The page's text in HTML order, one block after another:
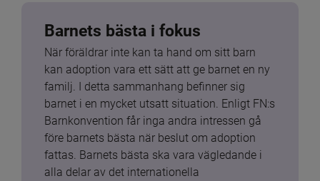
Barnets bästa i fokus
När föräldrar inte kan ta hand om sitt barn
kan adoption vara ett sätt att ge barnet en ny
familj. I detta sammanhang befinner sig
barnet i en mycket utsatt situation. Enligt FN:s
Barnkonvention får inga andra intressen gå
före barnets bästa när beslut om adoption
fattas. Barnets bästa ska vara vägledande i
alla delar av det internationella